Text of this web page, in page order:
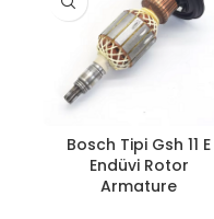
Bosch Tipi Gsh 11 E
Endüvi Rotor
Armature